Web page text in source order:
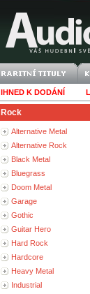
IHNED K DODÁNÍ
Rock
Alternative Metal
Alternative Rock
Black Metal
Bluegrass
Doom Metal
Garage
Gothic
Guitar Hero
Hard Rock
Hardcore
Heavy Metal
Industrial